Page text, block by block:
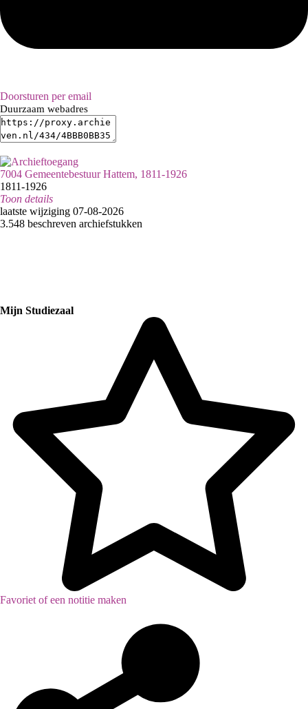
Doorsturen per email
Duurzaam webadres
7004 Gemeentebestuur Hattem, 1811-1926
1811-1926
Toon details
Datering:
1811-1926
Algemeen bestuur en Politiek
laatste wijziging 07-08-2026
3.548 beschreven archiefstukken
Mijn Studiezaal
Favoriet of een notitie maken